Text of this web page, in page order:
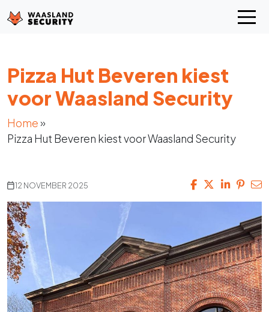
Pizza Hut Beveren kiest
voor Waasland Security
Home»
Pizza Hut Beveren kiest voor Waasland Security
12 NOVEMBER 2025